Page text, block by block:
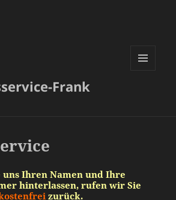
Frank
uns Ihren Namen und Ihre
hinterlassen, rufen wir Sie
zurück.